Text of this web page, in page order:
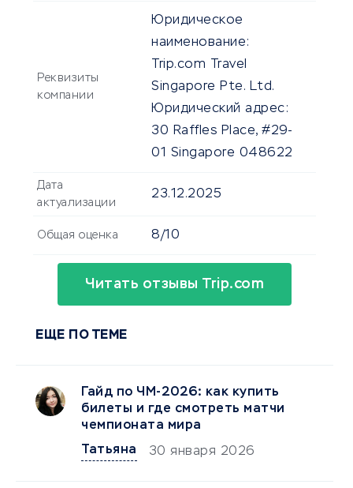
Реквизиты
компании
Юридическое
наименование:
Trip.com Travel
Singapore Pte. Ltd.
Юридический адрес:
30 Raffles Place, #29-
01 Singapore 048622
Дата
актуализации
23.12.2025
Общая оценка 8/10
Читать отзывы Trip.com
ЕЩЕ ПО ТЕМЕ
Гайд по ЧМ-2026: как купить
билеты и где смотреть матчи
чемпионата мира
Татьяна
30 января 2026